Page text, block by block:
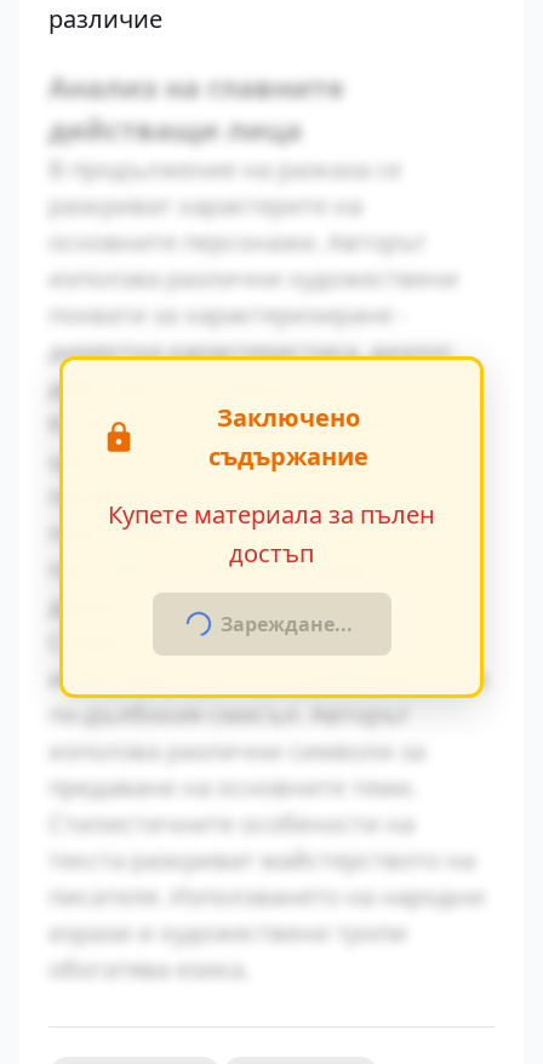
различие
Анализ на главните
действащи лица
В продължение на разказа се
разкриват характерите на
основните персонажи. Авторът
използва различни художествени
похвати за характеризиране -
директна характеристика, диалог,
действия и вътрешен монолог.
Конфликтът между традиционните
ценности и модерните идеи се
персонажите. Това
противопоставяне създава
драматично напрежение.
Символиката в произведението
играе важна роля за разбирането на
използва различни символи за
предаване на основните теми.
Стилистичните особености на
текста разкриват майстерството на
писателя. Използването на народни
изрази и художествени тропи
обогатява езика.
Заключено
съдържание
Купете материала за пълен
достъп
Зареждане...